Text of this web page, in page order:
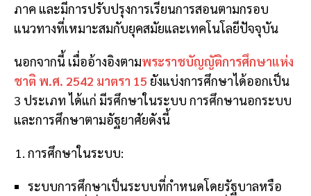
ภาค และมีการปรับปรุงการเรียนการสอนตามกรอบ
แนวทางที่เหมาะสมกับยุคสมัยและเทคโนโลยีปัจจุบัน
นอกจากนี้ เมื่ออ้างอิงตามพระราชบัญญัติการศึกษาแห่ง
ชาติ พ.ศ. 2542 มาตรา 15 ยังแบ่งการศึกษาได้ออกเป็น
3 ประเภท ได้แก่ มีรศึกษาในระบบ การศึกษานอกระบบ
และการศึกษาตามอัฐยาศัยดังนี้
การศึกษาในระบบ:
ระบบการศึกษาเป็นระบบที่กำหนดโดยรัฐบาลหรือ